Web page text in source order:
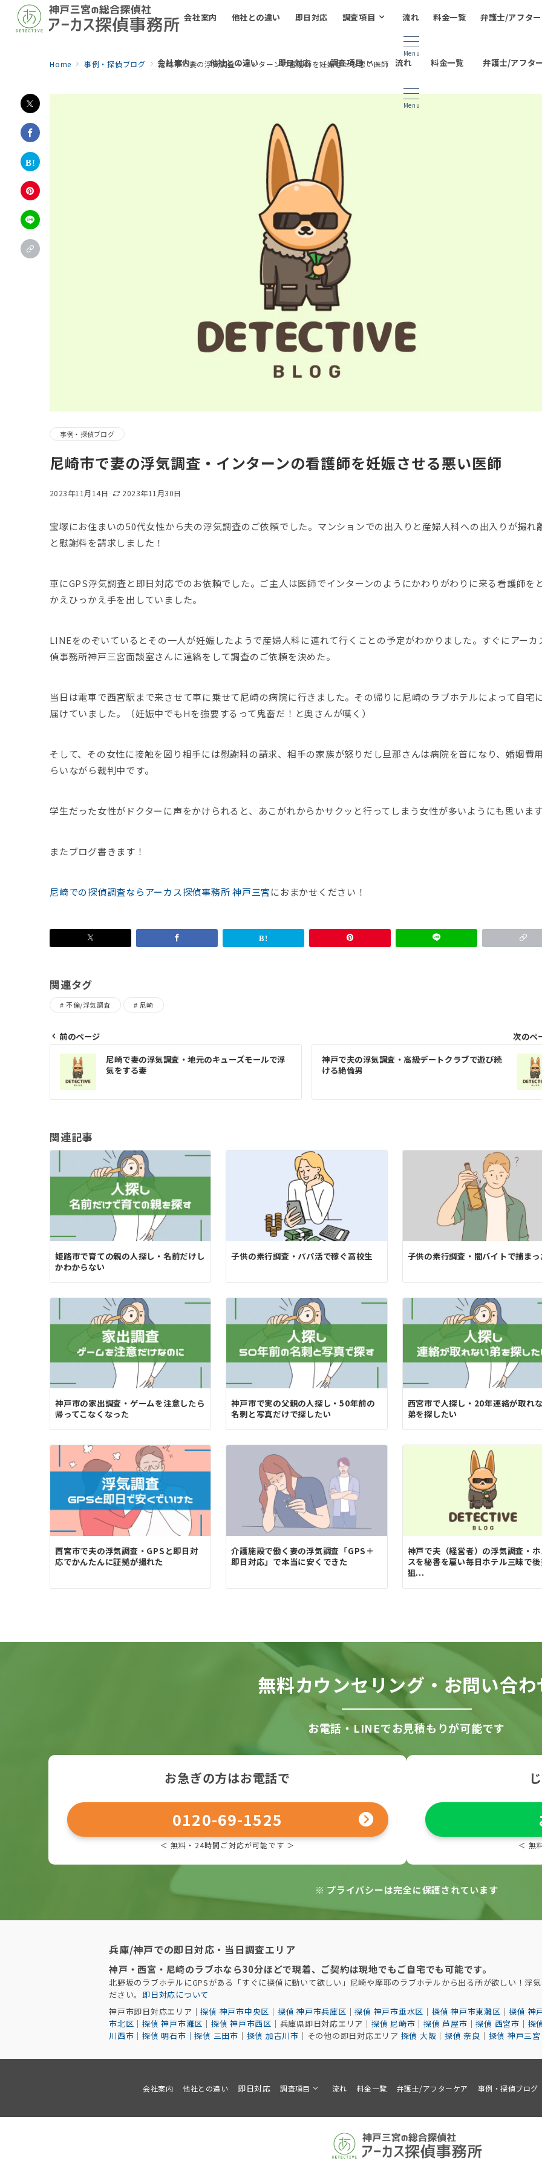
会社案内 他社との違い 即日対応 調査項目 流れ 料金一覧 弁護士/アフタ
Menu
会社案内 他社との違い 即日対応 調査項目 流れ 料金一覧 弁護士/アフタ
Menu
Home 事例・探偵ブログ 尼崎市で妻の浮気調査・インターンの看護師を妊娠させる悪い医師
事例・探偵ブログ
尼崎市で妻の浮気調査・インターンの看護師を妊娠させる悪い医師
2023年11月14日 2023年11月30日
宝塚にお住まいの50代女性から夫の浮気調査のご依頼でした。マンションでの出入りと産婦人科への出入りが撮れ
と慰謝料を請求しました！
車にGPS浮気調査と即日対応でのお依頼でした。ご主人は医師でインターンのようにかわりがわりに来る看護師を
かえひっかえ手を出していました。
LINEをのぞいているとその一人が妊娠したようで産婦人科に連れて行くことの予定がわかりました。すぐにアーカ
偵事務所神戸三宮面談室さんに連絡をして調査のご依頼を決めた。
当日は電車で西宮駅まで来させて車に乗せて尼崎の病院に行きました。その帰りに尼崎のラブホテルによって自宅
届けていました。（妊娠中でもHを強要するって鬼畜だ！と奥さんが嘆く）
そして、その女性に接触を図り相手には慰謝料の請求、相手の家族が怒りだし旦那さんは病院を首になり、婚姻費
らいながら裁判中です。
学生だった女性がドクターに声をかけられると、あこがれからかサクッと行ってしまう女性が多いようにも思いま
またブログ書きます！
尼崎での探偵調査ならアーカス探偵事務所 神戸三宮におまかせください！
関連タグ
不倫/浮気調査 尼崎
投
ナ
ゲ
ー
シ
前のページ
尼崎で妻の浮気調査・地元のキューズモールで浮
気をする妻
次のペ
神戸で夫の浮気調査・高級デートクラブで遊び続
ける絶倫男
関連記事
姫路市で育ての親の人探し・名前だけし
かわからない
子供の素行調査・パパ活で稼ぐ高校生 子供の素行調査・闇バイトで捕まっ
神戸市の家出調査・ゲームを注意したら
帰ってこなくなった
神戸市で実の父親の人探し・50年前の
名刺と写真だけで探したい
西宮市で人探し・20年連絡が取れ
弟を探したい
西宮市で夫の浮気調査・GPSと即日対
応でかんたんに証拠が撮れた
介護施設で働く妻の浮気調査「GPS＋
即日対応」で本当に安くできた
神戸で夫（経営者）の浮気調査・
スを秘書を雇い毎日ホテル三昧で
狙...
無料カウンセリング・お問い合わ
お電話・LINEでお見積もりが可能です
お急ぎの方はお電話で
0120-69-1525
＜ 無料・24時間ご対応が可能です ＞ ＜ 無
※ プライバシーは完全に保護されています
兵庫/神戸での即日対応・当日調査エリア
神戸・西宮・尼崎のラブホなら30分ほどで現着、 ご契約は現地でもご自宅でも可能です。
北野坂のラブホテルにGPSがある「すぐに探偵に動いて欲しい」尼崎や摩耶のラブホテルから出る所が欲しい！浮
ださい。 即日対応について
神戸市即日対応エリア｜探偵 神戸市中央区 ｜ 探偵 神戸市兵庫区 ｜探偵 神戸市垂水区 ｜ 探偵 神戸市東灘区 ｜探偵 神
市北区 ｜ 探偵 神戸市灘区 ｜ 探偵 神戸市西区 ｜兵庫県即日対応エリア｜ 探偵 尼崎市 ｜ 探偵 芦屋市 ｜探偵 西宮市 ｜ 探
川西市 ｜ 探偵 明石市｜探偵 三田市 ｜ 探偵 加古川市 ｜その他の即日対応エリア 探偵 大阪 ｜ 探偵 奈良 ｜ 探偵 神戸三宮
会社案内 他社との違い 即日対応 調査項目 流れ 料金一覧 弁護士/アフターケア 事例・探偵ブログ